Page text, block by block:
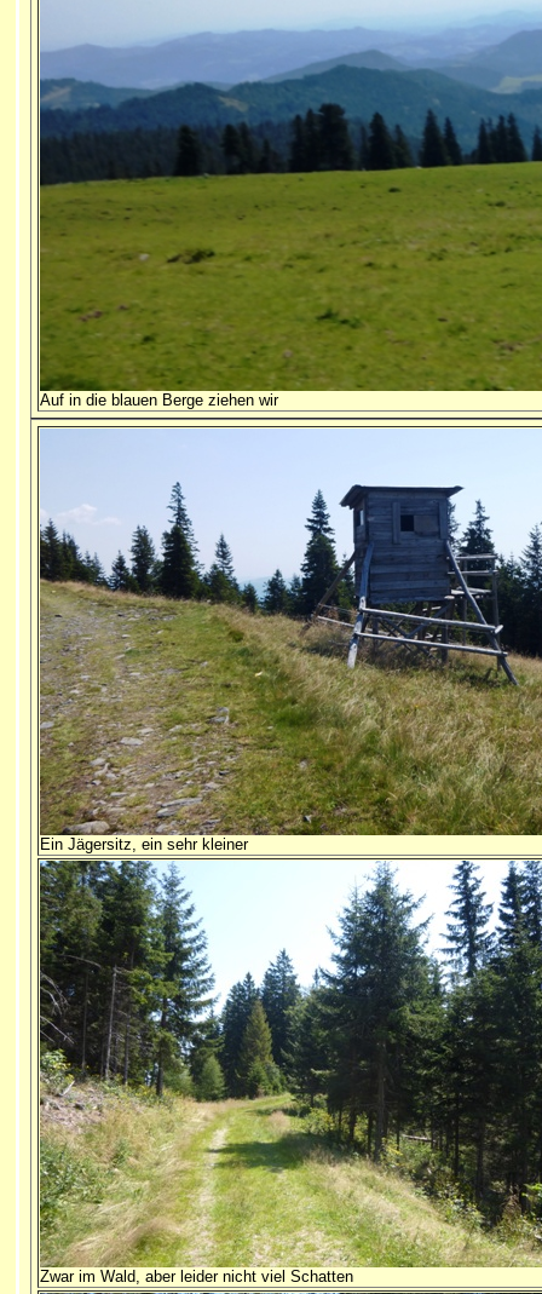
Auf in die blauen Berge ziehen wir
Ein Jägersitz, ein sehr kleiner
Zwar im Wald, aber leider nicht viel Schatten